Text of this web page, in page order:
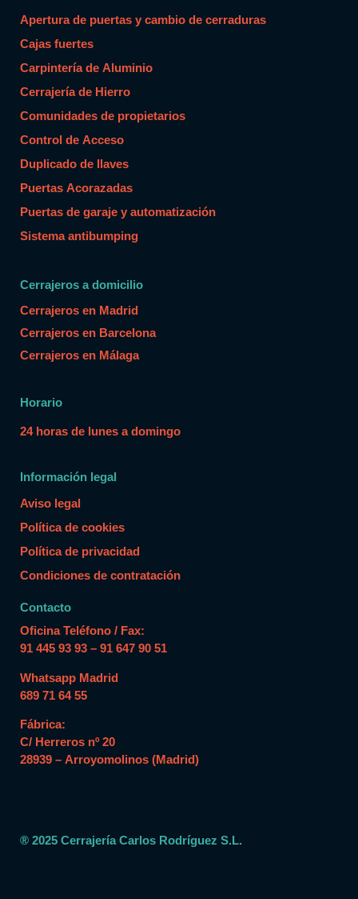
Apertura de puertas y cambio de cerraduras
Cajas fuertes
Carpintería de Aluminio
Cerrajería de Hierro
Comunidades de propietarios
Control de Acceso
Duplicado de llaves
Puertas Acorazadas
Puertas de garaje y automatización
Sistema antibumping
Cerrajeros a domicilio
Cerrajeros en Madrid
Cerrajeros en Barcelona
Cerrajeros en Málaga
Horario
24 horas de lunes a domingo
Información legal
Aviso legal
Política de cookies
Política de privacidad
Condiciones de contratación
Contacto
Oficina Teléfono / Fax:
91 445 93 93 – 91 647 90 51
Whatsapp Madrid
689 71 64 55
Fábrica:
C/ Herreros nº 20
28939 – Arroyomolinos (Madrid)
® 2025 Cerrajería Carlos Rodríguez S.L.